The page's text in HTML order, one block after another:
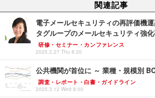
関連記事
電子メールセキュリティの再評価機
タグループのメールセキュリティ強
研修・セミナー・カンファレンス
2025.2.27 Thu 8:20
公共機関が首位に ～ 業種・規模別
調査・レポート・白書・ガイドライン
2025.3.12 Wed 8:00